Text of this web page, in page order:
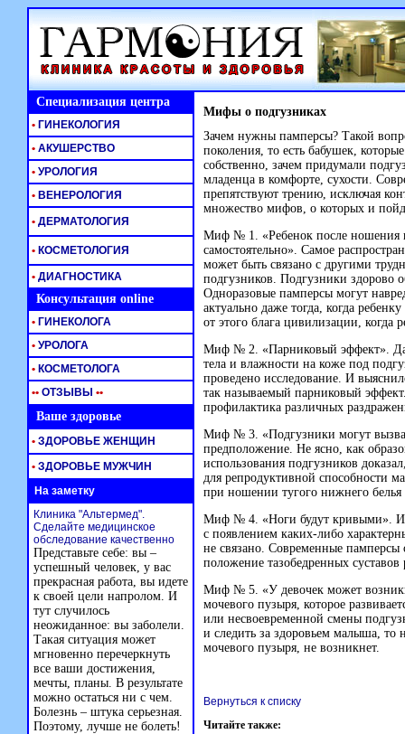
Специализация центра Мифы о подгузниках
Зачем нужны памперсы? Такой
поколения, то есть бабушек,
собственно, зачем придумали
младенца в комфорте, сухости.
препятствуют трению, исключая
множество мифов, о которых и
Миф № 1. «Ребенок после ношения
самостоятельно». Самое
может быть связано с другими
подгузников. Подгузники здорово
Одноразовые памперсы могут
актуально даже тогда, когда
от этого блага цивилизации, когда
Миф № 2. «Парниковый эффект».
тела и влажности на коже под
проведено исследование. И
так называемый парниковый
профилактика различных
Миф № 3. «Подгузники могут
предположение. Не ясно, как
использования подгузников
для репродуктивной способности
при ношении тугого нижнего
Миф № 4. «Ноги будут кривыми».
с появлением каких-либо
не связано. Современные памперсы
положение тазобедренных суставов
Миф № 5. «У девочек может
мочевого пузыря, которое
или несвоевременной смены
и следить за здоровьем малыша, то
мочевого пузыря, не возникнет.
Вернуться к списку
Читайте также:
• ГИНЕКОЛОГИЯ
• АКУШЕРСТВО
• УРОЛОГИЯ
• ВЕНЕРОЛОГИЯ
• ДЕРМАТОЛОГИЯ
• КОСМЕТОЛОГИЯ
• ДИАГНОСТИКА
Консультация online
• ГИНЕКОЛОГА
• УРОЛОГА
• КОСМЕТОЛОГА
•• ОТЗЫВЫ ••
Ваше здоровье
• ЗДОРОВЬЕ ЖЕНЩИН
• ЗДОРОВЬЕ МУЖЧИН
На заметку
Клиника "Альтермед".
Сделайте медицинское
обследование качественно
Представьте себе: вы –
успешный человек, у вас
прекрасная работа, вы идете
к своей цели напролом. И
тут случилось
неожиданное: вы заболели.
Такая ситуация может
мгновенно перечеркнуть
все ваши достижения,
мечты, планы. В результате
можно остаться ни с чем.
Болезнь – штука серьезная.
Поэтому, лучше не болеть!